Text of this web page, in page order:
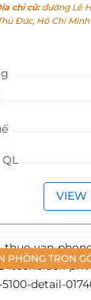
chỉ cũ:đường Lê
Đức, Hồ Chí Minh
VIEW
PHÒNG TRỌN